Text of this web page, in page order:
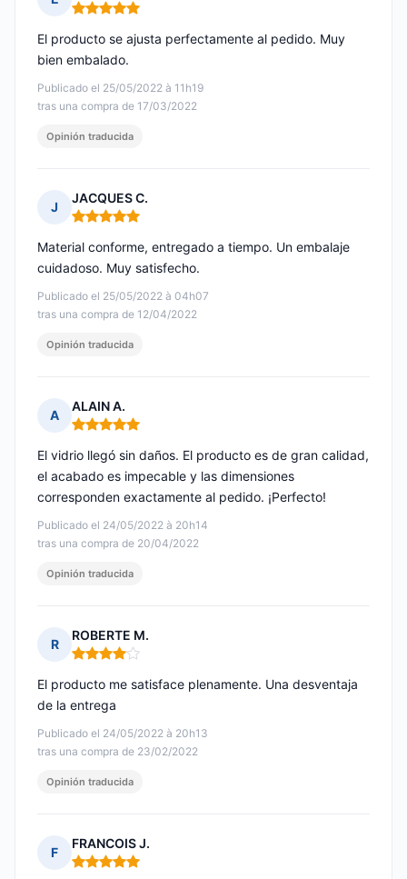
Nota: 5 de 5
Publicado el 25/05/2022 à 11h19
tras una compra de 17/03/2022
El producto se ajusta perfectamente al pedido. Muy
bien embalado.
Opinión traducida
J
JACQUES C.
Nota: 5 de 5
Publicado el 25/05/2022 à 04h07
tras una compra de 12/04/2022
Material conforme, entregado a tiempo. Un embalaje
cuidadoso. Muy satisfecho.
Opinión traducida
A
ALAIN A.
Nota: 5 de 5
Publicado el 24/05/2022 à 20h14
tras una compra de 20/04/2022
El vidrio llegó sin daños. El producto es de gran calidad,
el acabado es impecable y las dimensiones
corresponden exactamente al pedido. ¡Perfecto!
Opinión traducida
R
ROBERTE M.
Nota: 4 de 5
Publicado el 24/05/2022 à 20h13
tras una compra de 23/02/2022
El producto me satisface plenamente. Una desventaja
de la entrega
Opinión traducida
F
FRANCOIS J.
Nota: 5 de 5